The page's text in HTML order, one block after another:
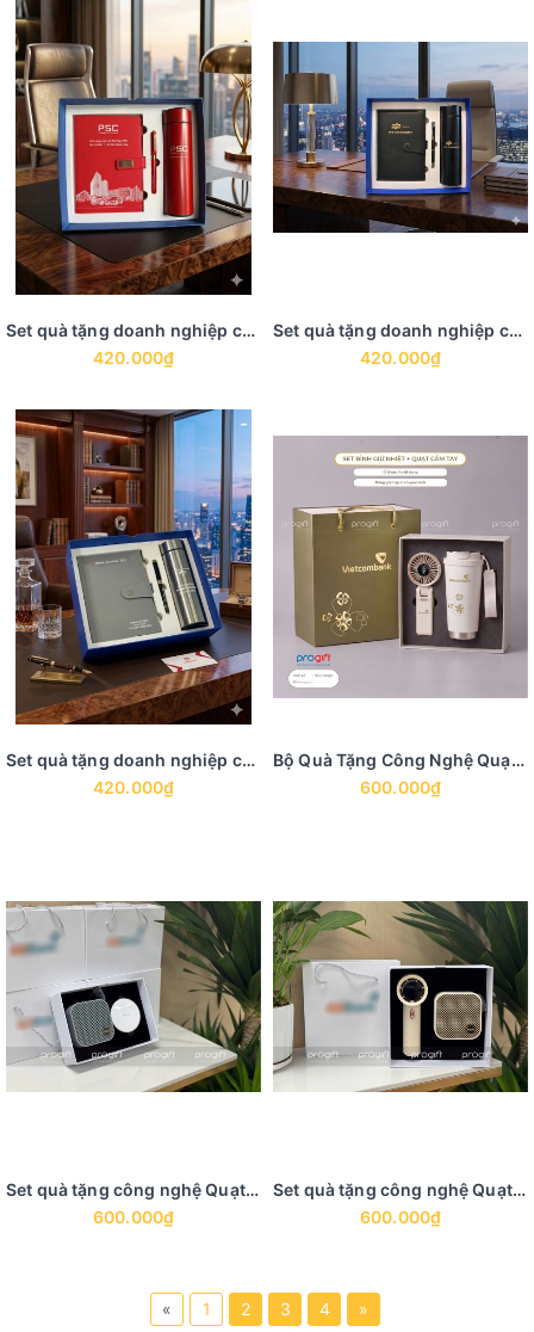
Set quà tặng doanh nghiệp có sẵn GS 3
420.000₫
Set quà tặng doanh nghiệp có sẵn GS 2
420.000₫
Set quà tặng doanh nghiệp có sẵn GS 1
420.000₫
Bộ Quà Tặng Công Nghệ Quạt Điện Cầm Tay Mini Và Bình Giữ Nhiệt
600.000₫
Set quà tặng công nghệ Quạt điện, cáp sạc đa năng
600.000₫
Set quà tặng công nghệ Quạt điện mini, loa bluetooth
600.000₫
« 1 2 3 4 »